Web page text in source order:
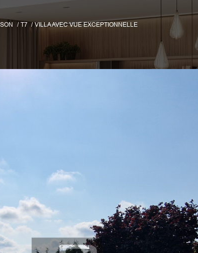
T7 VILLA AVEC VUE EXCEPTIONNELLE